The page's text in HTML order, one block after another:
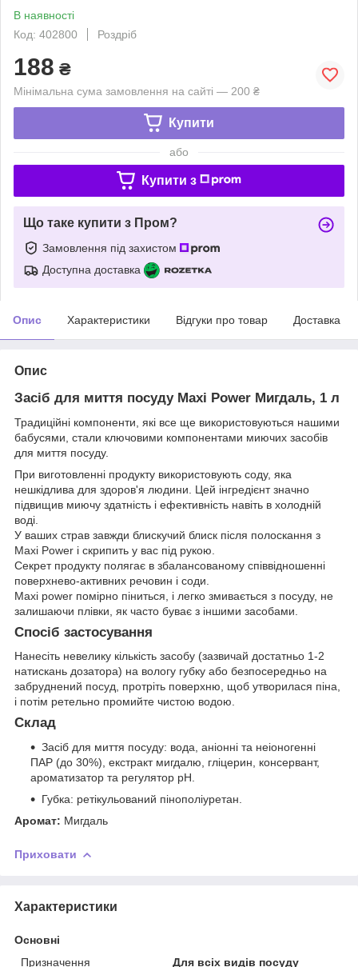
В наявності
Код: 402800
Роздріб
188 ₴
Мінімальна сума замовлення на сайті — 200 ₴
Купити
або
Купити з
Що таке купити з Пром?
Замовлення під захистом
Доступна доставка
Опис Характеристики Відгуки про товар Доставка
Опис
Засіб для миття посуду Maxi Power Мигдаль, 1 л
Традиційні компоненти, які все ще використовуються нашими
бабусями, стали ключовими компонентами миючих засобів
для миття посуду.
При виготовленні продукту використовують соду, яка
нешкідлива для здоров'я людини. Цей інгредієнт значно
підвищив миючу здатність і ефективність навіть в холодній
воді.
У ваших страв завжди блискучий блиск після полоскання з
Maxi Power і скрипить у вас під рукою.
Секрет продукту полягає в збалансованому співвідношенні
поверхнево-активних речовин і соди.
Maxi power помірно піниться, і легко змивається з посуду, не
залишаючи плівки, як часто буває з іншими засобами.
Спосіб застосування
Нанесіть невелику кількість засобу (зазвичай достатньо 1-2
натискань дозатора) на вологу губку або безпосередньо на
забруднений посуд, протріть поверхню, щоб утворилася піна,
і потім ретельно промийте чистою водою.
Склад
Засіб для миття посуду: вода, аніонні та неіоногенні
ПАР (до 30%), екстракт мигдалю, гліцерин, консервант,
ароматизатор та регулятор pH.
Губка: ретікульований пінополіуретан.
Аромат: Мигдаль
Приховати
Характеристики
Основні
Призначення
Для всіх видів посуду